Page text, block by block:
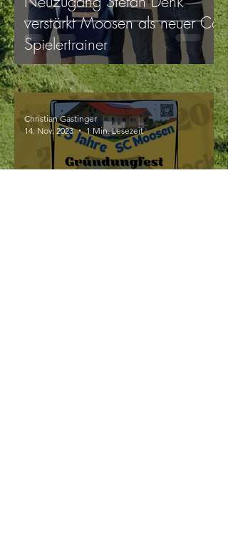
verstärkt Moosen als neuer Co-
Spielertrainer
Christian Gastinger
14. Nov. 2023
1 Min. Lesezeit